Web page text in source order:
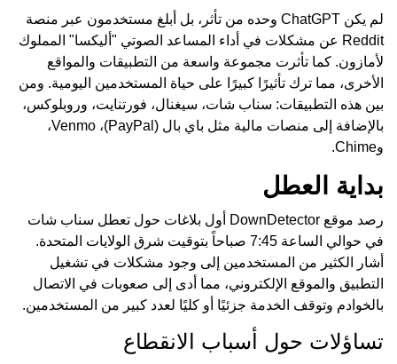
لم يكن ChatGPT وحده من تأثر، بل أبلغ مستخدمون عبر منصة
Reddit عن مشكلات في أداء المساعد الصوتي "أليكسا" المملوك
لأمازون. كما تأثرت مجموعة واسعة من التطبيقات والمواقع
الأخرى، مما ترك تأثيرًا كبيرًا على حياة المستخدمين اليومية. ومن
بين هذه التطبيقات: سناب شات، سيغنال، فورتنايت، وروبلوكس،
بالإضافة إلى منصات مالية مثل باي بال (PayPal)، Venmo،
وChime.
بداية العطل
رصد موقع DownDetector أول بلاغات حول تعطل سناب شات
في حوالي الساعة 7:45 صباحاً بتوقيت شرق الولايات المتحدة.
أشار الكثير من المستخدمين إلى وجود مشكلات في تشغيل
التطبيق والموقع الإلكتروني، مما أدى إلى صعوبات في الاتصال
بالخوادم وتوقف الخدمة جزئيًا أو كليًا لعدد كبير من المستخدمين.
تساؤلات حول أسباب الانقطاع